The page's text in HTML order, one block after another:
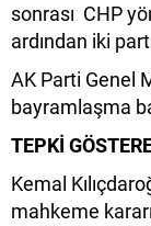
sonrası CHP
ardından iki
AK Parti Genel
bayramlaşma
TEPKİ
Kemal
mahkeme